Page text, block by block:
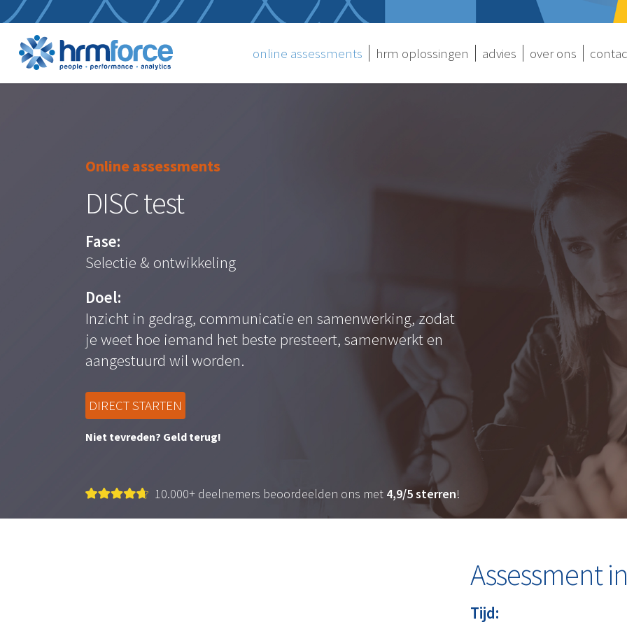
online assessments hrm oplossingen advies over ons
Online assessments
DISC test
Fase:
Selectie & ontwikkeling
Doel:
Inzicht in gedrag, communicatie en samenwerking, zodat
je weet hoe iemand het beste presteert, samenwerkt en
aangestuurd wil worden.
DIRECT STARTEN
Niet tevreden? Geld terug!
10.000+ deelnemers beoordeelden ons met 4,9/5 sterren!
Assessment
Tijd: